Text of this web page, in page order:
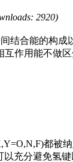
2920)
结合能的构成
作用能不做区
都被
充分避免氢